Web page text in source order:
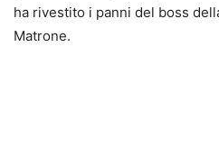
ha rivestito i panni del boss
Matrone.